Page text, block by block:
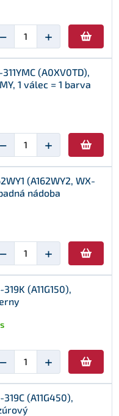
− +
(A0XV0TD),
1 válec = 1 barva
− +
(A162WY2, WX-
nádoba
− +
(A11G150),
− +
(A11G450),